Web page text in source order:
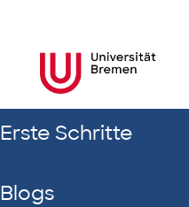
Erste Schritte
Blogs